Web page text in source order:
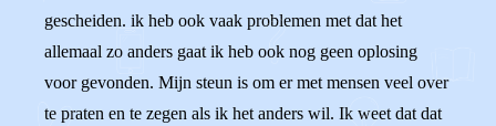
gescheiden. ik heb ook vaak problemen met dat het
allemaal zo anders gaat ik heb ook nog geen oplosing
voor gevonden. Mijn steun is om er met mensen veel over
te praten en te zegen als ik het anders wil. Ik weet dat dat